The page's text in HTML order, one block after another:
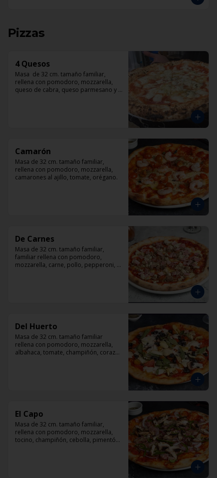
Pizzas
4 Quesos
Masa  de 32 cm. tamaño familiar,
rellena con pomodoro, mozzarella,
queso de cabra, queso parmesano y
Camarón
Masa de 32 cm. tamaño familiar,
rellena con pomodoro, mozzarella,
camarones al ajillo, tomate, orégano.
De Carnes
Masa de 32 cm. tamaño familiar,
familiar rellena con pomodoro,
mozzarella, carne, pollo, pepperoni,
Del Huerto
Masa de 32 cm. tamaño familiar
rellena con pomodoro, mozzarella,
albahaca, tomate, champiñón, corazón
El Capo
Masa de 32 cm. tamaño familiar,
rellena con pomodoro, mozzarella,
tocino, champiñón, cebolla, pimentón,